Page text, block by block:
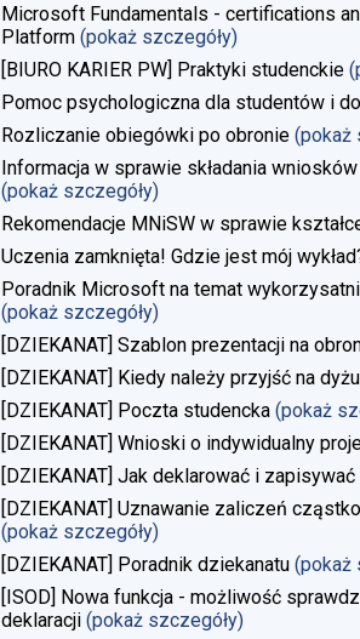
Microsoft Fundamentals - certifications
Platform (pokaż szczegóły)
[BIURO KARIER PW] Praktyki studenckie
Pomoc psychologiczna dla studentów i
Rozliczanie obiegówki po obronie (pokaż
Informacja w sprawie składania
(pokaż szczegóły)
Rekomendacje MNiSW w sprawie
Uczenia zamknięta! Gdzie jest mój
Poradnik Microsoft na temat
(pokaż szczegóły)
[DZIEKANAT] Szablon prezentacji na
[DZIEKANAT] Kiedy należy przyjść na
[DZIEKANAT] Poczta studencka (pokaż
[DZIEKANAT] Wnioski o indywidualny
[DZIEKANAT] Jak deklarować i
[DZIEKANAT] Uznawanie zaliczeń
(pokaż szczegóły)
[DZIEKANAT] Poradnik dziekanatu (pokaż
[ISOD] Nowa funkcja - możliwość
deklaracji (pokaż szczegóły)